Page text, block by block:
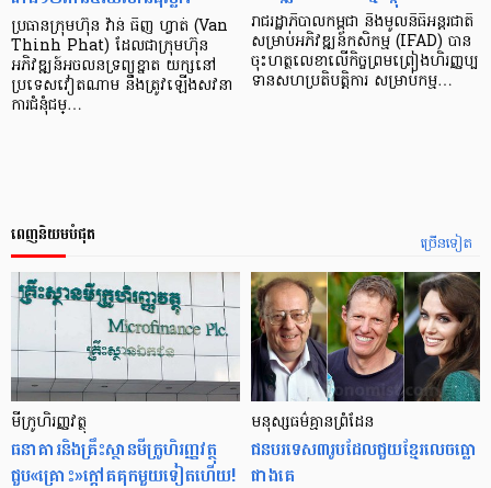
ប្រធានក្រុមហ៊ុន វ៉ាន់ ធិញ ហ្វាត់ (Van
Thinh Phat) ដែលជាក្រុមហ៊ុន
អភិវឌ្ឍន៍អចលនទ្រព្យខ្នាត យក្សនៅ
ប្រទេសវៀតណាម នឹងត្រូវឡើងសវនា
ការជំនុំជម្…
រាជរដ្ឋាភិបាលកម្ពុជា និងមូលនិធិអន្តរជាតិ
សម្រាប់អភិវឌ្ឍន៍កសិកម្ម (IFAD) បាន
ចុះហត្ថលេខាលើកិច្ចព្រមព្រៀងហិរញ្ញប្ប
ទានសហប្រតិបត្តិការ សម្រាប់កម្ម…
ច្រើនទៀត
ពេញនិយមបំផុត
មីក្រូ​ហិរញ្ញវត្ថុ
ធនាគារ​និង​គ្រឹះស្ថាន​មីក្រូ​ហិរញ្ញវត្ថុ​
ជួប«គ្រោះ»ក្តៅ​គគុក​មួយ​ទៀត​ហើយ!
មនុស្ស​ធម៌​គ្មាន​ព្រំដែន
ជន​បរទេស​៣​រូប​ដែល​ជួយ​ខ្មែរ​លេច​ធ្លោ​
ជាង​គេ